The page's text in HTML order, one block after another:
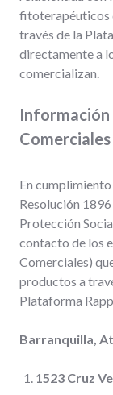
fitoterapéuticos
través de la
directamente a
comercializan.
Comerciales
En
Resolución
Protección
contacto de los
Comerciales)
productos a
Plataforma
Barranquilla,
1523 Cruz